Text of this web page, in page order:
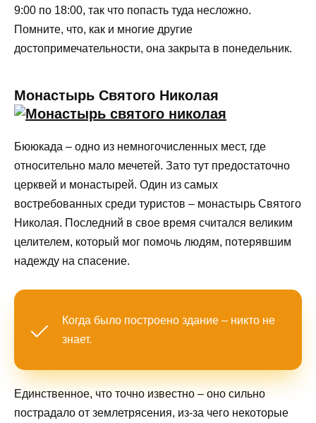
9:00 по 18:00, так что попасть туда несложно.
Помните, что, как и многие другие
достопримечательности, она закрыта в понедельник.
Монастырь Святого Николая
Бююкада – одно из немногочисленных мест, где
относительно мало мечетей. Зато тут предостаточно
церквей и монастырей. Один из самых
востребованных среди туристов – монастырь Святого
Николая. Последний в свое время считался великим
целителем, который мог помочь людям, потерявшим
надежду на спасение.
Когда было построено здание – никто не
знает.
Единственное, что точно известно – оно сильно
пострадало от землетрясения, из-за чего некоторые